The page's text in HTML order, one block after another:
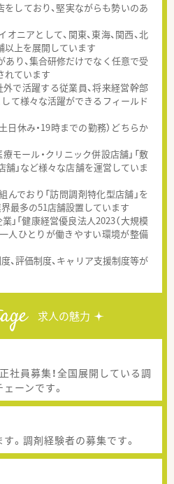
しており、堅実ながらも勢いのあ
ニアとして、関東、東海、関西、北
以上を展開しています
り、集合研修だけでなく任意で受
れています
で活躍する従業員、将来経営幹部
て様々な活躍ができるフィールド
日休み・19時までの勤務）どちらか
モール・クリニック併設店舗」「敷
舗」など様々な店舗を運営していま
でおり「訪問調剤特化型店舗」を
最多の51店舗設置しています
」「健康経営優良法人2023（大規模
人ひとりが働きやすい環境が整備
、評価制度、キャリア支援制度等が
求人の魅力
社員募集！全国展開している調
ーンです。
。調剤経験者の募集です。